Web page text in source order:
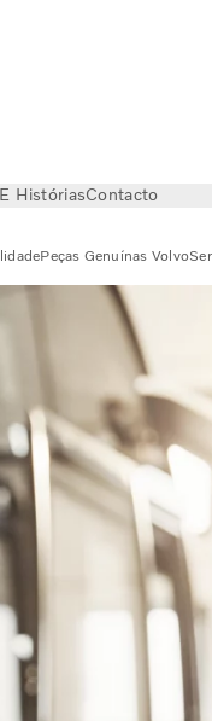
HistóriasContacto
Peças Genuínas Volvo